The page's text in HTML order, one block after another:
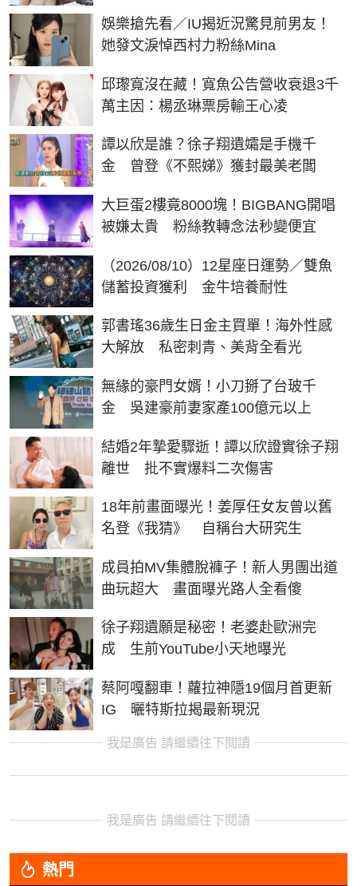
娛樂搶先看／IU揭近況驚見前男友！
她發文淚悼西村力粉絲Mina
邱瓈寬沒在藏！寬魚公告營收衰退3千
萬主因：楊丞琳票房輸王心凌
譚以欣是誰？徐子翔遺孀是手機千
金 曾登《不熙娣》獲封最美老闆
大巨蛋2樓竟8000塊！BIGBANG開唱
被嫌太貴 粉絲教轉念法秒變便宜
（2026/08/10）12星座日運勢／雙魚
儲蓄投資獲利 金牛培養耐性
郭書瑤36歲生日金主買單！海外性感
大解放 私密刺青、美背全看光
無緣的豪門女婿！小刀掰了台玻千
金 吳建豪前妻家產100億元以上
結婚2年摯愛驟逝！譚以欣證實徐子翔
離世 批不實爆料二次傷害
18年前畫面曝光！姜厚任女友曾以舊
名登《我猜》 自稱台大研究生
成員拍MV集體脫褲子！新人男團出道
曲玩超大 畫面曝光路人全看傻
徐子翔遺願是秘密！老婆赴歐洲完
成 生前YouTube小天地曝光
蔡阿嘎翻車！蘿拉神隱19個月首更新
IG 曬特斯拉揭最新現況
我是廣告 請繼續往下閱讀
我是廣告 請繼續往下閱讀
熱門